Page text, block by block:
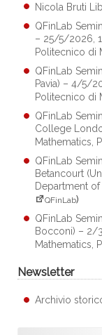
Nicola Bruti
QFinLab
– 25/5/2026,
Politecnico di
QFinLab
Pavia) – 4/5/
Politecnico di
QFinLab
College
Mathematics,
QFinLab
Betancourt
Department
QFinLab)
QFinLab
Bocconi) – 2/
Mathematics,
Newsletter
Archivio